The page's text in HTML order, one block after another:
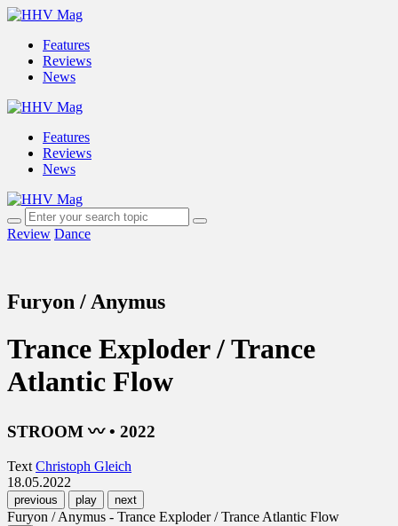
Features
Reviews
News
Features
Reviews
News
Review Dance
Furyon / Anymus
Trance Exploder / Trance
Atlantic Flow
STROOM 〰 • 2022
Text Christoph Gleich
18.05.2022
previous play next
Furyon / Anymus - Trance Exploder / Trance Atlantic Flow